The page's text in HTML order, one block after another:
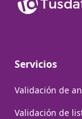
Servicios
Validación de
Validación de